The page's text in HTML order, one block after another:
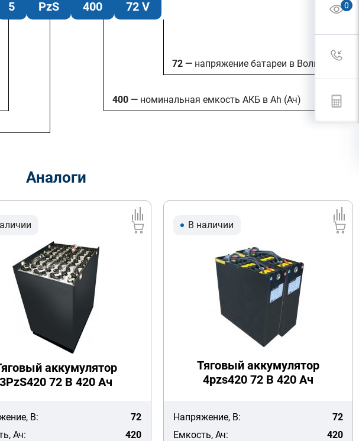
5 PzS 400 72 V
72 — напряжение батареи в Вольтах
400 — номинальная емкость АКБ в Ah (Ач)
Аналоги
аккумулятор
3PzS420 72 В 420 Ач
В:
72
Ач:
420
В наличии
Тяговый аккумулятор
4pzs420 72 В 420 Ач
Напряжение, В:
72
Емкость, Ач:
420
0